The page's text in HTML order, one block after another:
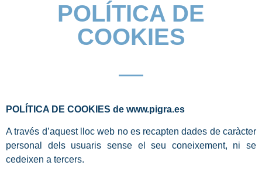
POLÍTICA DE
COOKIES
POLÍTICA DE COOKIES de www.pigra.es
A través d’aquest lloc web no es recapten dades de caràcter
personal dels usuaris sense el seu coneixement, ni se
cedeixen a tercers.